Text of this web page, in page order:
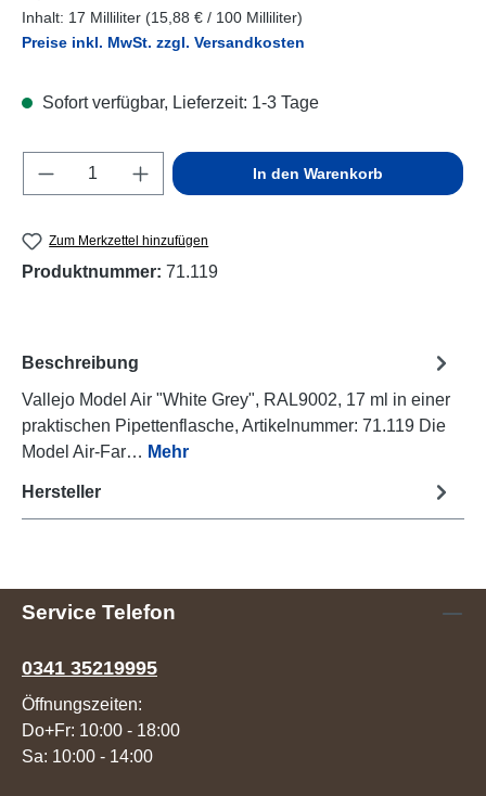
Inhalt: 17 Milliliter (15,88 € / 100 Milliliter)
Preise inkl. MwSt. zzgl. Versandkosten
Sofort verfügbar, Lieferzeit: 1-3 Tage
Produkt Anzahl: Gib den gewünschten
In den Warenkorb
Zum Merkzettel hinzufügen
Produktnummer: 71.119
Beschreibung
Vallejo Model Air "White Grey", RAL9002, 17 ml in einer
praktischen Pipettenflasche, Artikelnummer: 71.119 Die
Model Air-Far… Mehr
Hersteller
Service Telefon
0341 35219995
Öffnungszeiten:
Do+Fr: 10:00 - 18:00
Sa: 10:00 - 14:00